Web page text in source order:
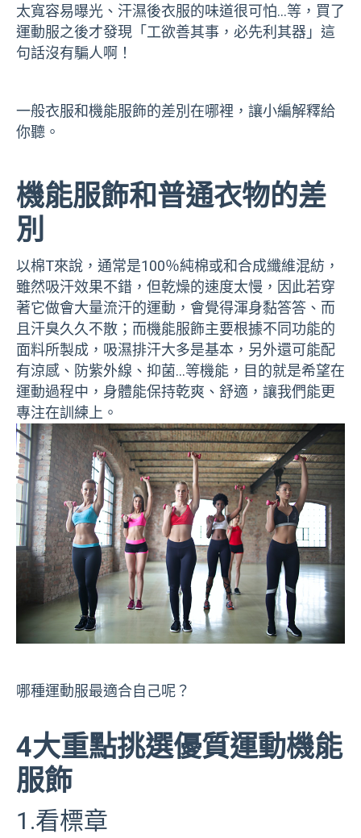
太寬容易曝光、汗濕後衣服的味道很可怕…等，買了
運動服之後才發現「工欲善其事，必先利其器」這
句話沒有騙人啊！
一般衣服和機能服飾的差別在哪裡，讓小編解釋給
你聽。
機能服飾和普通衣物的差
別
以棉T來說，通常是100％純棉或和合成纖維混紡，
雖然吸汗效果不錯，但乾燥的速度太慢，因此若穿
著它做會大量流汗的運動，會覺得渾身黏答答、而
且汗臭久久不散；而機能服飾主要根據不同功能的
面料所製成，吸濕排汗大多是基本，另外還可能配
有涼感、防紫外線、抑菌…等機能，目的就是希望在
運動過程中，身體能保持乾爽、舒適，讓我們能更
專注在訓練上。
哪種運動服最適合自己呢？
4大重點挑選優質運動機能
服飾
1.看標章